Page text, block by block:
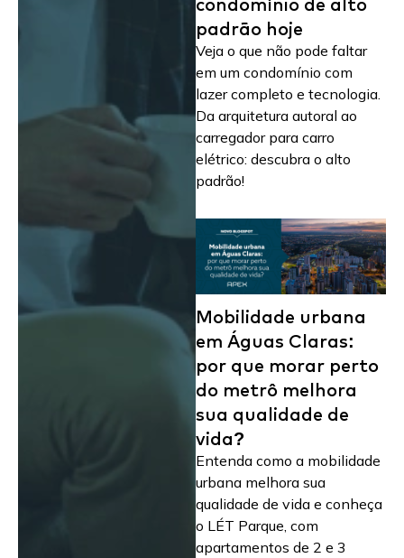
padrão hoje
Veja o que não pode faltar
em um condomínio com
lazer completo e tecnologia.
Da arquitetura autoral ao
carregador para carro
elétrico: descubra o alto
padrão!
Mobilidade urbana
em Águas Claras:
por que morar perto
do metrô melhora
sua qualidade de
vida?
Entenda como a mobilidade
urbana melhora sua
qualidade de vida e conheça
o LÉT Parque, com
apartamentos de 2 e 3